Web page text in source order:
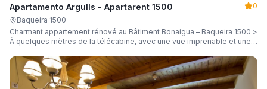
Apartamento Argulls - Apartarent 1500
0
Baqueira 1500
Charmant appartement rénové au Bâtiment Bonaigua – Baqueira 1500 >
À quelques mètres de la télécabine, avec une vue imprenable et une